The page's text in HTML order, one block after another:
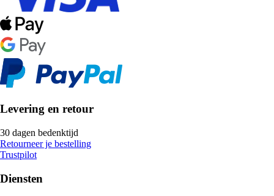
Levering en retour
30 dagen bedenktijd
Retourneer je bestelling
Trustpilot
Diensten